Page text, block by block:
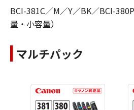
BCI-381C／M／Y／BK／BCI-
量・小容量）
マルチパック